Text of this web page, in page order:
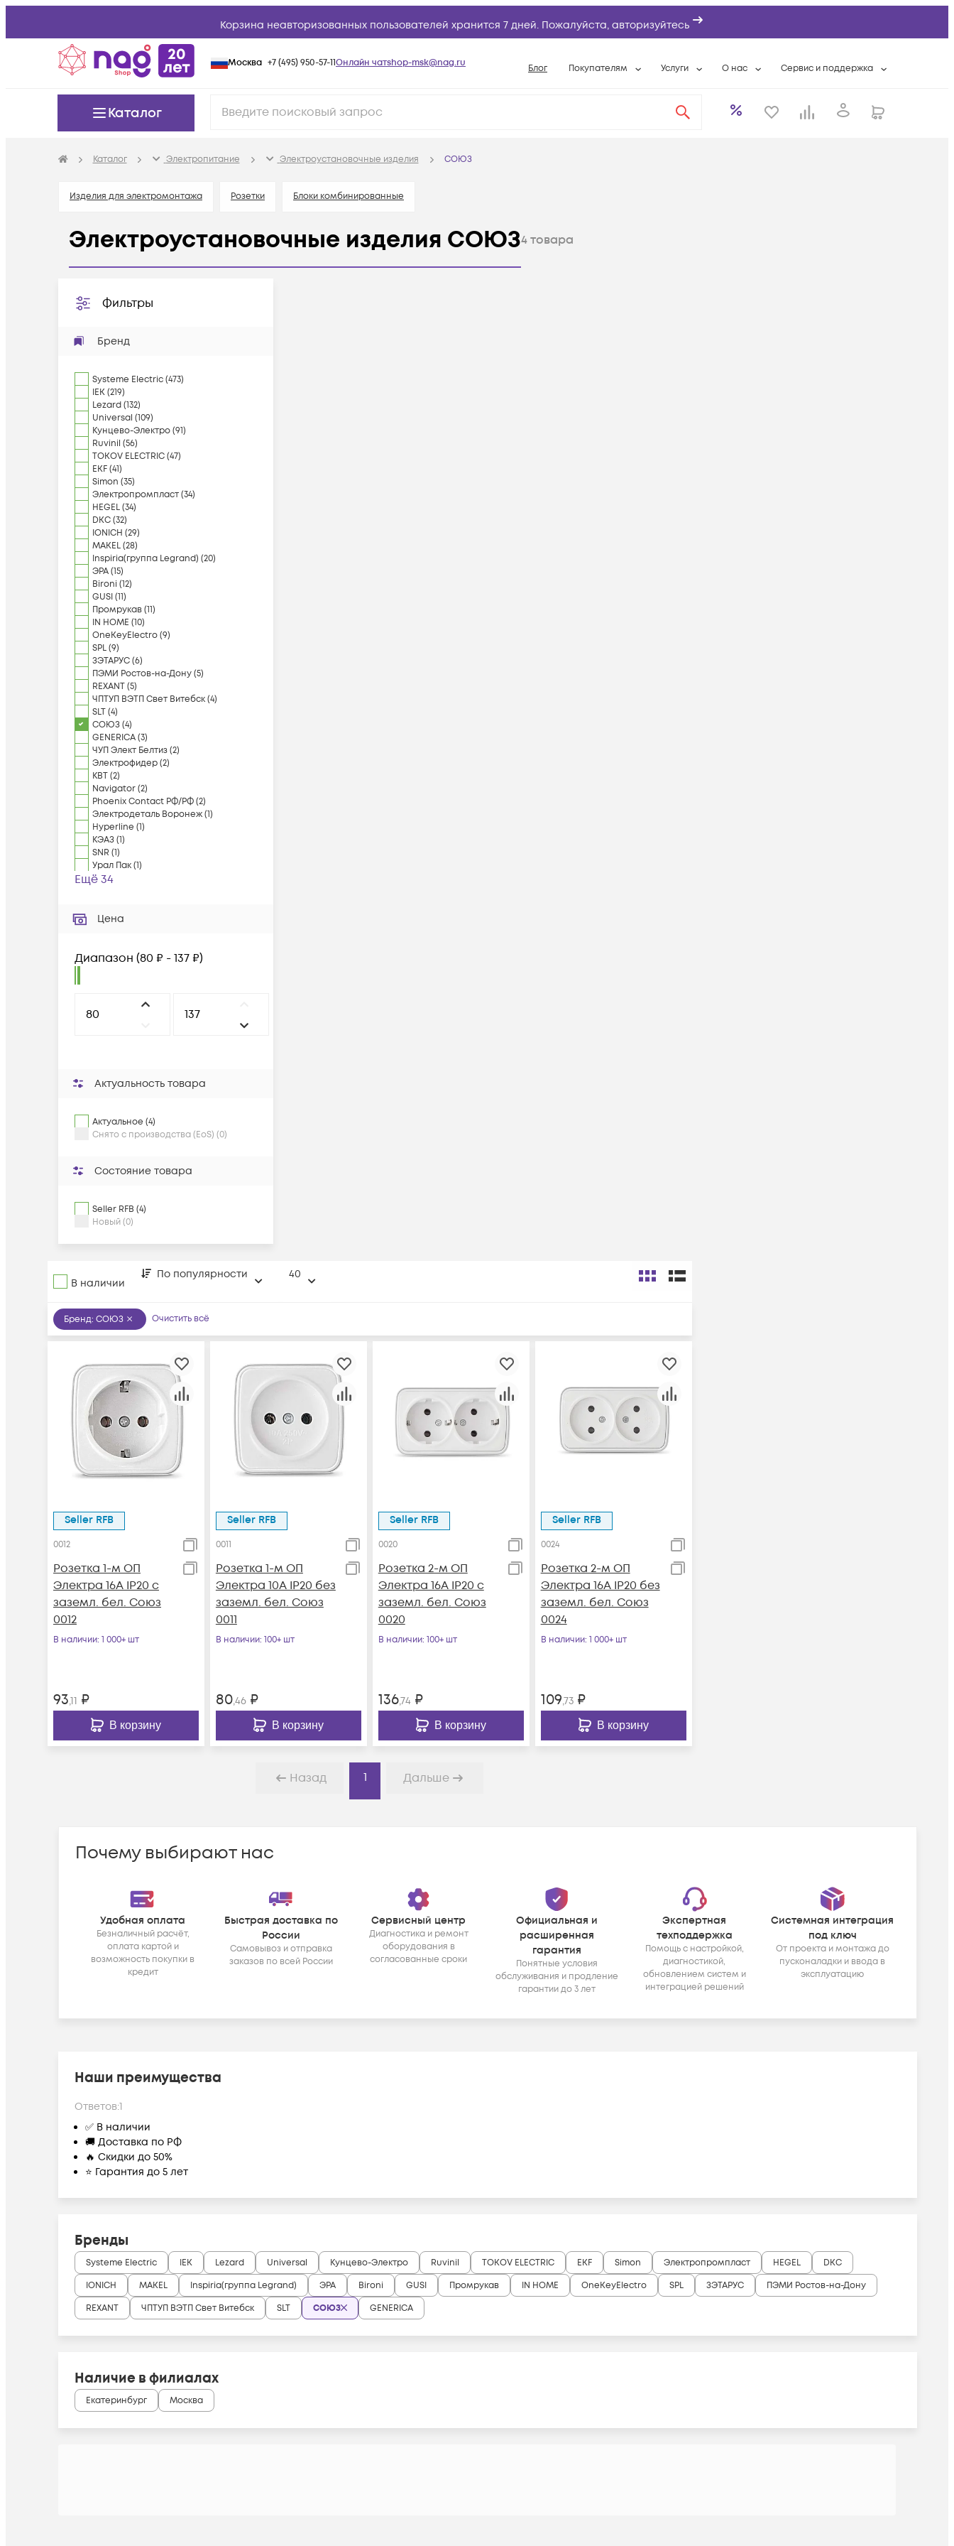
Корзина неавторизованных пользователей хранится 7 дней. Пожалуйста, авторизуйтесь
Москва +7 (495) 950-57-11Онлайн чатshop-msk@nag.ru Блог Покупателям
Вопросы и ответы
Услуги
Системная интеграция
О нас
Контактная информация
Сервис и поддержка
Контакты сервисных центров
Каталог
Каталог Электропитание Электроустановочные изделия СОЮЗ
Изделия для электромонтажа Розетки Блоки комбинированные
Электроустановочные изделия СОЮЗ4товара
Фильтры
Бренд
Systeme Electric(473)
IEK(219)
Lezard(132)
Universal (109)
Кунцево-Электро(91)
Ruvinil (56)
TOKOV ELECTRIC(47)
EKF(41)
Simon (35)
Электропромпласт(34)
HEGEL(34)
DKC(32)
IONICH (29)
MAKEL(28)
Inspiria(группа Legrand) (20)
ЭРА(15)
Bironi (12)
GUSI(11)
Промрукав(11)
IN HOME (10)
OneKeyElectro(9)
SPL(9)
ЗЭТАРУС(6)
ПЭМИ Ростов-на-Дону(5)
REXANT(5)
ЧПТУП ВЭТП Свет Витебск(4)
SLT(4)
СОЮЗ(4)
GENERICA(3)
ЧУП Элект Белтиз(2)
Электрофидер(2)
КВТ(2)
Navigator(2)
Phoenix Contact РФ/РФ(2)
Электродеталь Воронеж(1)
Hyperline (1)
КЭАЗ(1)
SNR (1)
Урал Пак(1)
Ещё 34
Цена
Диапазон (80 ₽ - 137 ₽)
Актуальность товара
Актуальное (4)
Снято с производства (EoS) (0)
Состояние товара
Seller RFB (4)
Новый (0)
В наличии
По популярности 40
Бренд: СОЮЗ Очистить всё
Seller RFB
0012
Розетка 1-м ОП
Электра 16А IP20 с
заземл. бел. Союз
0012
В наличии: 1 000+ шт
93,11 ₽
В корзину
Seller RFB
0011
Розетка 1-м ОП
Электра 10А IP20 без
заземл. бел. Союз
0011
В наличии: 100+ шт
80,46₽
В корзину
Seller RFB
0020
Розетка 2-м ОП
Электра 16А IP20 с
заземл. бел. Союз
0020
В наличии: 100+ шт
136,74 ₽
В корзину
Seller RFB
0024
Розетка 2-м ОП
Электра 16А IP20 без
заземл. бел. Союз
0024
В наличии: 1 000+ шт
109,73₽
В корзину
Назад 1 Дальше
Почему выбирают нас
Удобная оплата
Безналичный расчёт,
оплата картой и
возможность покупки в
кредит
Быстрая доставка по
России
Самовывоз и отправка
заказов по всей России
Сервисный центр
Диагностика и ремонт
оборудования в
согласованные сроки
Официальная и
расширенная
гарантия
Понятные условия
обслуживания и продление
гарантии до 3 лет
Экспертная
техподдержка
Помощь с настройкой,
диагностикой,
обновлением систем и
интеграцией решений
Системная интеграция
под ключ
От проекта и монтажа до
пусконаладки и ввода в
эксплуатацию
Наши преимущества
Ответов:1
✅ В наличии
🚚 Доставка по РФ
🔥 Скидки до 50%
⭐ Гарантия до 5 лет
Бренды
Systeme Electric IEK Lezard Universal Кунцево-Электро Ruvinil TOKOV ELECTRIC EKF Simon Электропромпласт HEGEL
DKC
IONICH
MAKEL Inspiria(группа Legrand) ЭРА Bironi GUSI Промрукав IN HOME OneKeyElectro SPL ЗЭТАРУС
ПЭМИ Ростов-на-Дону
REXANT
ЧПТУП ВЭТП Свет Витебск SLT СОЮЗ GENERICA
Наличие в филиалах
Екатеринбург Москва